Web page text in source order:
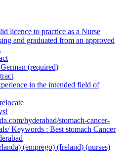
licence to practice as a Nurse
and graduated from an approved
(required)
in the intended field of
hyderabad/stomach-cancer-
Keywords : Best stomach Cancer
(emprego) (Ireland) (nurses)